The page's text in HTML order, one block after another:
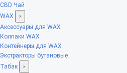
CBD Чай
WAX
›
Аксессуары для WAX
Колпаки WAX
Контейнеры для WAX
Экстракторы бутановые
Табак
›